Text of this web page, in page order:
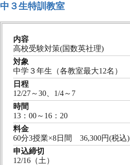
中３生特訓教室
内容
高校受験対策(国数英社理)
対象
中学３年生（各教室最大12名）
日程
12/27～30、1/4～7
時間
13：00～16：20
料金
60分3授業×8日間 36,300円(税込)
申込締切
12/16（土）